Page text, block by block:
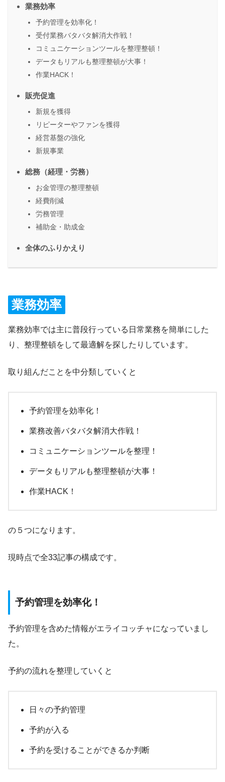
業務効率
予約管理を効率化！
受付業務バタバタ解消大作戦！
コミュニケーションツールを整理整頓！
データもリアルも整理整頓が大事！
作業HACK！
販売促進
新規を獲得
リピーターやファンを獲得
経営基盤の強化
新規事業
総務（経理・労務）
お金管理の整理整頓
経費削減
労務管理
補助金・助成金
全体のふりかえり
業務効率
業務効率では主に普段行っている日常業務を簡単にした
り、整理整頓をして最適解を探したりしています。
取り組んだことを中分類していくと
予約管理を効率化！
業務改善バタバタ解消大作戦！
コミュニケーションツールを整理！
データもリアルも整理整頓が大事！
作業HACK！
の５つになります。
現時点で全33記事の構成です。
予約管理を効率化！
予約管理を含めた情報がエライコッチャになっていまし
た。
予約の流れを整理していくと
日々の予約管理
予約が入る
予約を受けることができるか判断